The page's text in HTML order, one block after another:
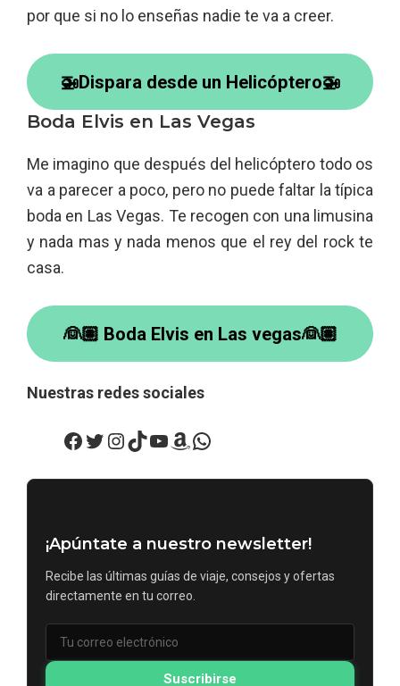
por que si no lo enseñas nadie te va a creer.
🚁Dispara desde un Helicóptero🚁
Boda Elvis en Las Vegas
Me imagino que después del helicóptero todo os
va a parecer a poco, pero no puede faltar la típica
boda en Las Vegas. Te recogen con una limusina
y nada mas y nada menos que el rey del rock te
casa.
👰🏽 Boda Elvis en Las vegas👰🏽
Nuestras redes sociales
Facebook
Twitter
Instagram
TikTok
YouTube
Amazon
WhatsApp
¡Apúntate a nuestro newsletter!
Recibe las últimas guías de viaje, consejos y ofertas
directamente en tu correo.
Suscribirse